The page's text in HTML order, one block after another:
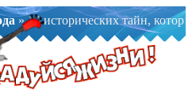
» 10 исторических тайн, которые пока не могут разгадать историки (12 фото + 1 видео)